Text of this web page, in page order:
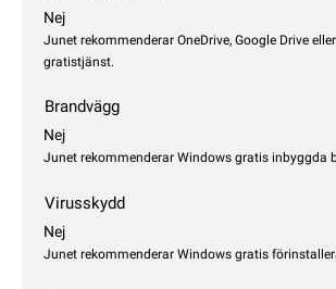
Nej
Junet rekommenderar OneDrive, Google Drive
gratistjänst.
Brandvägg
Nej
Junet rekommenderar Windows gratis inbyggda
Virusskydd
Nej
Junet rekommenderar Windows gratis